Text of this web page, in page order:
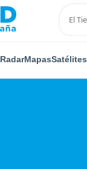
RadarMapasSatélites